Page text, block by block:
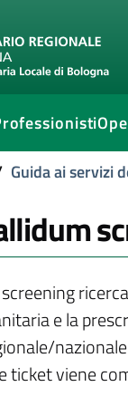
Guida ai servizi
e la
nazionale
ticket viene